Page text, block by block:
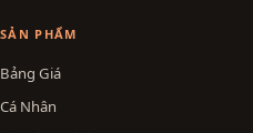
SẢN PHẨM
Bảng Giá
Cá Nhân